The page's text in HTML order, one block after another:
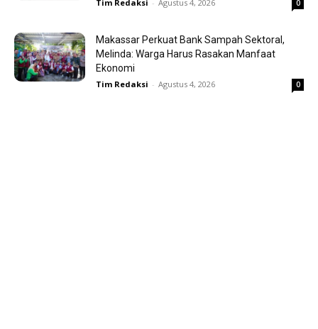
Tim Redaksi - Agustus 4, 2026 0
Makassar Perkuat Bank Sampah Sektoral,
Melinda: Warga Harus Rasakan Manfaat
Ekonomi
Tim Redaksi - Agustus 4, 2026 0